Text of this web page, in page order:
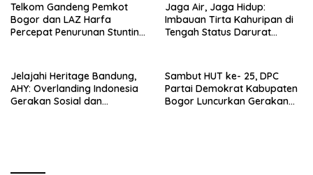
Telkom Gandeng Pemkot
Bogor dan LAZ Harfa
Percepat Penurunan Stunting
Jaga Air, Jaga Hidup:
Imbauan Tirta Kahuripan di
Tengah Status Darurat
Jelajahi Heritage Bandung,
AHY: Overlanding Indonesia
Gerakan Sosial dan
Sambut HUT ke- 25, DPC
Partai Demokrat Kabupaten
Bogor Luncurkan Gerakan